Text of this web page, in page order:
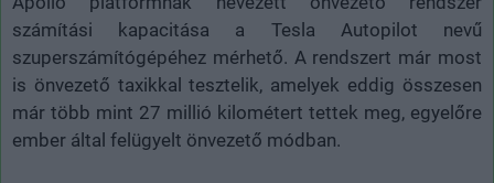
számítási kapacitása a Tesla Autopilot nevű
szuperszámítógépéhez mérhető. A rendszert már most
is önvezető taxikkal tesztelik, amelyek eddig összesen
már több mint 27 millió kilométert tettek meg, egyelőre
ember által felügyelt önvezető módban.